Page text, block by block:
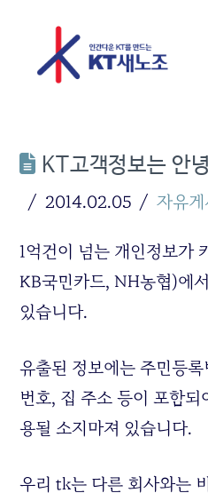
KT고객정보는 안
2014.02.05 자유
1억건이 넘는 개인정보가
KB국민카드, NH농협)에
있습니다.
유출된 정보에는 주민등
번호, 집 주소 등이 포함
용될 소지마져 있습니다.
우리 tk는 다른 회사와는